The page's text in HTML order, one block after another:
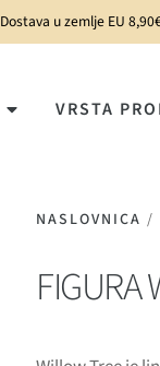
Dostava u zemlje EU
VRSTA
NASLOVNICA /
FIGURA